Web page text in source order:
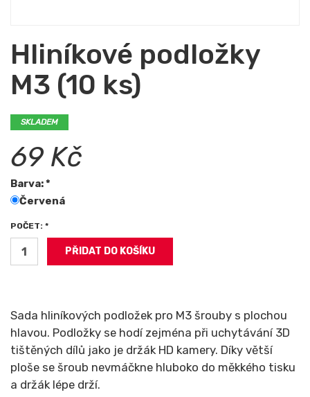
Hliníkové podložky
M3 (10 ks)
SKLADEM
69 Kč
Barva: *
Červená
POČET: *
Sada hliníkových podložek pro M3 šrouby s plochou
hlavou. Podložky se hodí zejména při uchytávání 3D
tištěných dílů jako je držák HD kamery. Díky větší
ploše se šroub nevmáčkne hluboko do měkkého tisku
a držák lépe drží.